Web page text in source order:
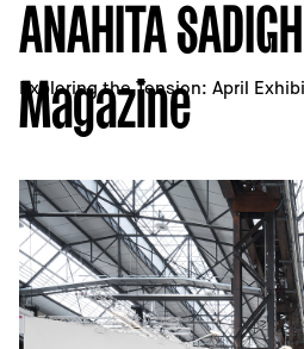
ANAHITA
Magazine
The Columbist
Exploring the Tension: April